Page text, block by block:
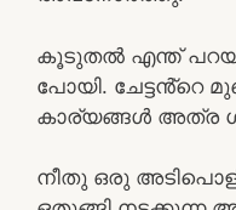
കൂടുതൽ എന്ത്
പോയി. ചേട്ടൻ്റെ
കാര്യങ്ങൾ അത്ര
നീതു ഒരു